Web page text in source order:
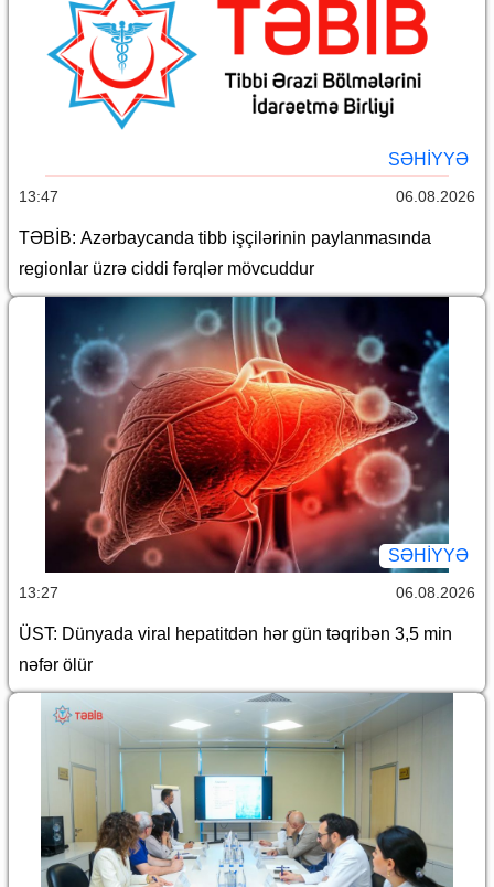
SƏHIYYƏ
13:47 06.08.2026
TƏBİB: Azərbaycanda tibb işçilərinin paylanmasında
regionlar üzrə ciddi fərqlər mövcuddur
SƏHIYYƏ
13:27 06.08.2026
ÜST: Dünyada viral hepatitdən hər gün təqribən 3,5 min
nəfər ölür